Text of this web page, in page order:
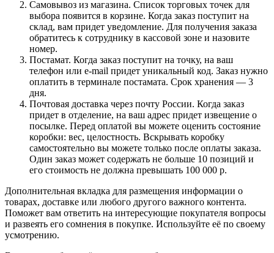
Самовывоз из магазина. Список торговых точек для
выбора появится в корзине. Когда заказ поступит на
склад, вам придет уведомление. Для получения заказа
обратитесь к сотруднику в кассовой зоне и назовите
номер.
Постамат. Когда заказ поступит на точку, на ваш
телефон или e-mail придет уникальный код. Заказ нужно
оплатить в терминале постамата. Срок хранения — 3
дня.
Почтовая доставка через почту России. Когда заказ
придет в отделение, на ваш адрес придет извещение о
посылке. Перед оплатой вы можете оценить состояние
коробки: вес, целостность. Вскрывать коробку
самостоятельно вы можете только после оплаты заказа.
Один заказ может содержать не больше 10 позиций и
его стоимость не должна превышать 100 000 р.
Дополнительная вкладка для размещения информации о
товарах, доставке или любого другого важного контента.
Поможет вам ответить на интересующие покупателя вопросы
и развеять его сомнения в покупке. Используйте её по своему
усмотрению.